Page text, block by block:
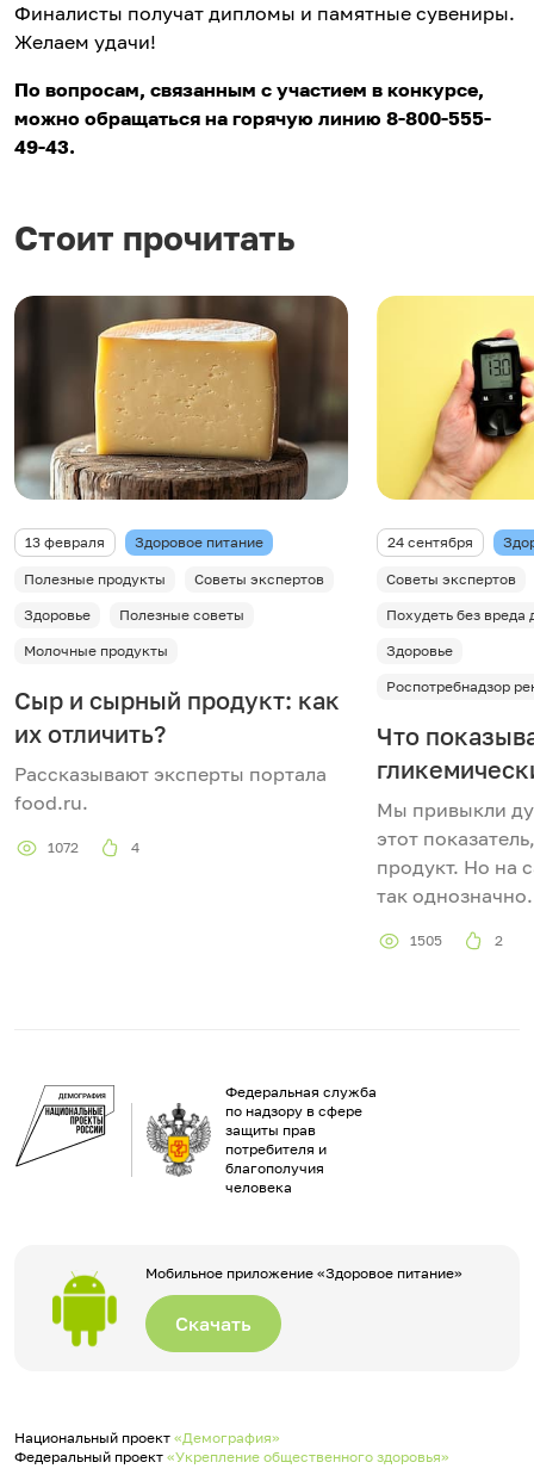
Финалисты получат дипломы и памятные сувениры.
Желаем удачи!
По вопросам, связанным с участием в конкурсе,
можно обращаться на горячую линию 8-800-555-
49-43.
Стоит прочитать
13 февраля Здоровое питание
Полезные продукты
Советы экспертов
Здоровье
Полезные советы
Молочные продукты
Сыр и сырный продукт: как
их отличить?
Рассказывают эксперты портала
food.ru.
1072 4
24 сентября
Советы экспертов
Похудеть без вреда
Здоровье
Роспотребнадзор
Что
Мы привыкли
этот
продукт. Но на
так однозначно.
1505 2
Федеральная служба
по надзору в сфере
защиты прав
потребителя и
благополучия
человека
Мобильное приложение «Здоровое питание»
Скачать
Национальный проект «Демография»
Федеральный проект «Укрепление общественного здоровья»